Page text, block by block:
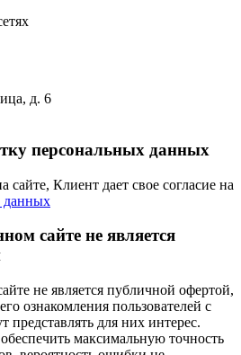
д. 6
персональных данных
Клиент дает свое согласие на
данных
сайте не является
не является публичной офертой,
ознакомления пользователей с
представлять для них интерес.
максимальную точность